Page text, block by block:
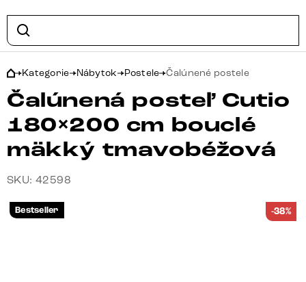
Kategorie Nábytok Postele Čalúnené postele
Čalúnená posteľ Cutio
180×200 cm bouclé
mäkký tmavobéžová
SKU: 42598
Bestseller -38%